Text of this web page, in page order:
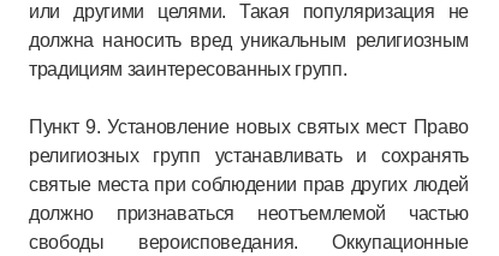
или другими целями. Такая популяризация не
должна наносить вред уникальным религиозным
традициям заинтересованных групп.
Пункт 9. Установление новых святых мест Право
религиозных групп устанавливать и сохранять
святые места при соблюдении прав других людей
должно признаваться неотъемлемой частью
свободы вероисповедания. Оккупационные